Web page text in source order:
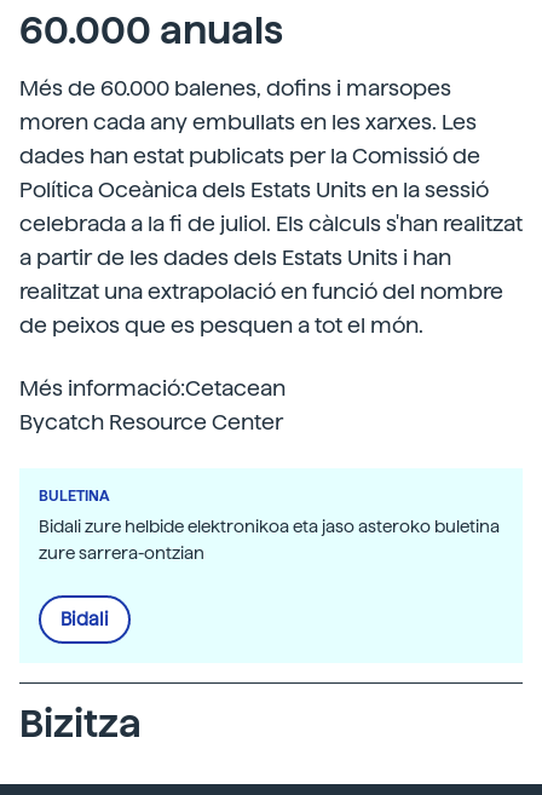
60.000 anuals
Més de 60.000 balenes, dofins i marsopes
moren cada any embullats en les xarxes. Les
dades han estat publicats per la Comissió de
Política Oceànica dels Estats Units en la sessió
celebrada a la fi de juliol. Els càlculs s'han realitzat
a partir de les dades dels Estats Units i han
realitzat una extrapolació en funció del nombre
de peixos que es pesquen a tot el món.
Més informació:Cetacean
Bycatch Resource Center
BULETINA
Bidali zure helbide elektronikoa eta jaso asteroko buletina
zure sarrera-ontzian
Bidali
Bizitza